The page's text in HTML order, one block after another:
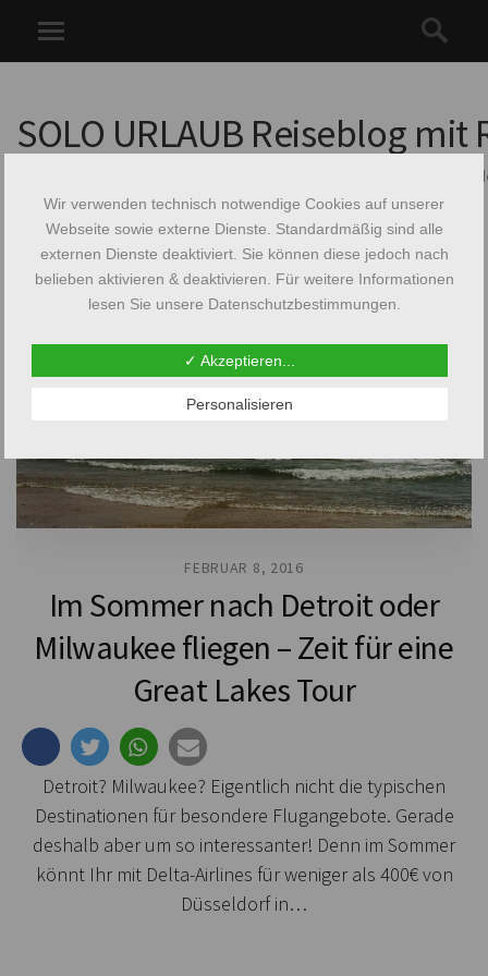
SOLO URLAUB Reiseblog mit
Solo Urlaub Reiseblog: Reisetipps & Urlaubs-
SCHLAGWORT:DETROIT
FEBRUAR 8, 2016
Im Sommer nach Detroit oder
Milwaukee fliegen – Zeit für eine
Great Lakes Tour
Detroit? Milwaukee? Eigentlich nicht die typischen
Destinationen für besondere Flugangebote. Gerade
deshalb aber um so interessanter! Denn im Sommer
könnt Ihr mit Delta-Airlines für weniger als 400€ von
Düsseldorf in…
Wir verwenden technisch notwendige Cookies auf unserer
Webseite sowie externe Dienste. Standardmäßig sind alle
externen Dienste deaktiviert. Sie können diese jedoch nach
belieben aktivieren & deaktivieren. Für weitere Informationen
lesen Sie unsere Datenschutzbestimmungen.
✓ Akzeptieren...
Personalisieren